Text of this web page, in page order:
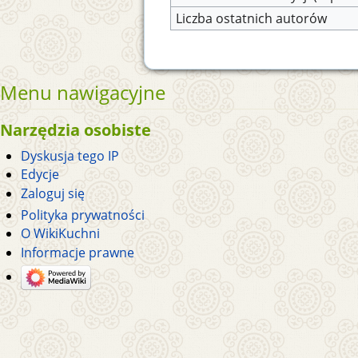
Liczba ostatnich autorów
Menu nawigacyjne
Narzędzia osobiste
Dyskusja tego IP
Edycje
Zaloguj się
Polityka prywatności
O WikiKuchni
Informacje prawne